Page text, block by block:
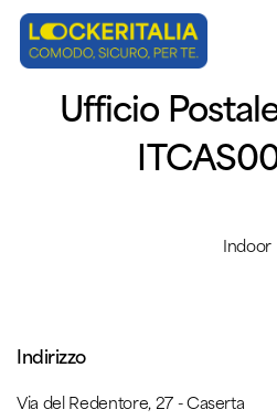
Skip
contentUfficio
Indoor
Indirizzo
Via del Redentore, 27 - Caserta